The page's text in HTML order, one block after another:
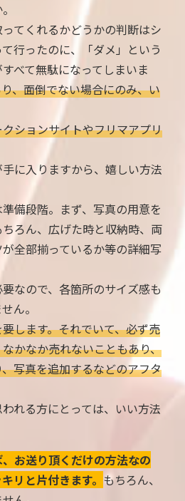
てくれるかどうかの判断はシ
行ったのに、「ダメ」という
べて無駄になってしまいま
、面倒でない場合にのみ、い
ションサイトやフリマアプリ
に入りますから、嬉しい方法
備段階。まず、写真の用意を
ろん、広げた時と収納時、両
全部揃っているか等の詳細写
なので、各箇所のサイズ感も
ん。
します。それでいて、必ず売
かなか売れないこともあり、
写真を追加するなどのアフタ
れる方にとっては、いい方法
お送り頂くだけの方法なの
リと片付きます。 もちろん、